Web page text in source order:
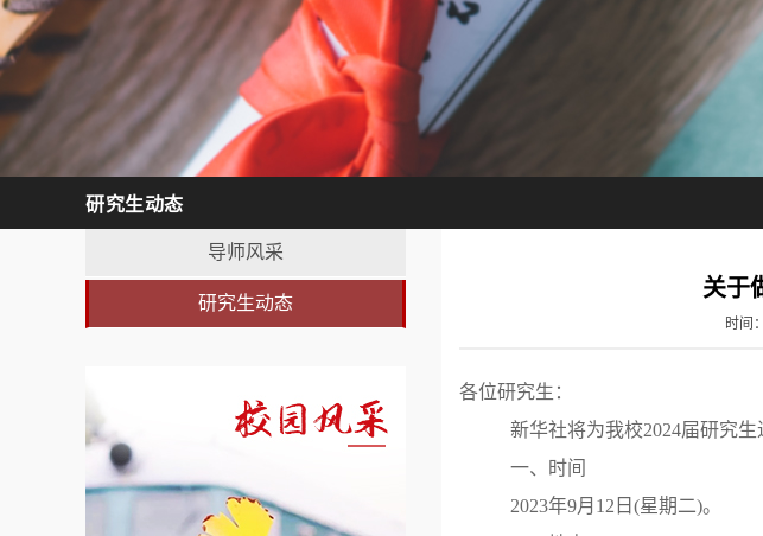
研究生动态
导师风采
研究生动态
关于
时间
各位研究生：
新华社将为我校2024届研究
一、时间
2023年9月12日(星期二)。